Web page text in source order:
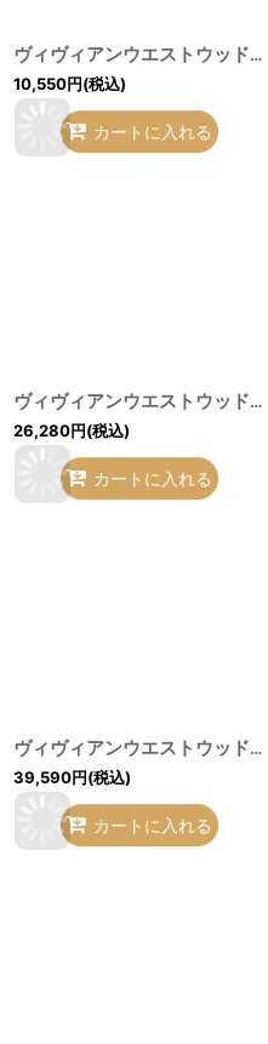
ヴィヴィアンウエストウッド 中古 / ワッシャータータン半袖シャツ 2 ブラックｘグレー O-26-07-12-026-bl-YM-OS
10,550円(税込)
カートに入れる
ヴィヴィアンウエストウッド 中古 / ハーネスリボン付キギャザーブラウス 00 ブラック O-26-07-12-031-bl-YM-OS
26,280円(税込)
カートに入れる
ヴィヴィアンウエストウッド 中古 / サークルシャツ 38 ブラック O-26-07-12-032-bl-YM-OS
39,590円(税込)
カートに入れる